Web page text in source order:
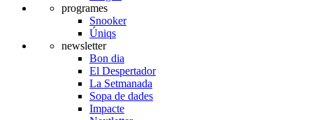
programes
Snooker
Úniqs
newsletter
Bon dia
El Despertador
La Setmanada
Sopa de dades
Impacte